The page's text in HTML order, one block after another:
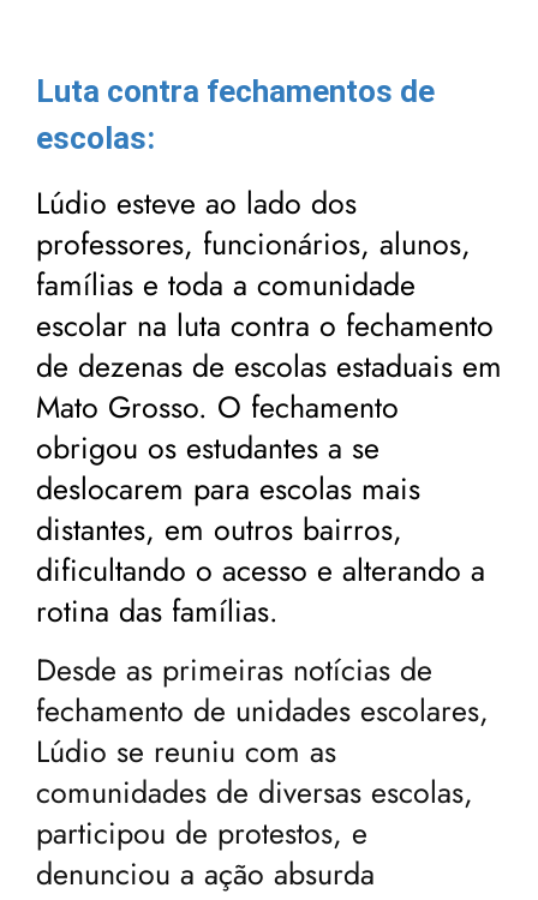
Luta contra fechamentos de
escolas:
Lúdio esteve ao lado dos
professores, funcionários, alunos,
famílias e toda a comunidade
escolar na luta contra o fechamento
de dezenas de escolas estaduais em
Mato Grosso. O fechamento
obrigou os estudantes a se
deslocarem para escolas mais
distantes, em outros bairros,
dificultando o acesso e alterando a
rotina das famílias.
Desde as primeiras notícias de
fechamento de unidades escolares,
Lúdio se reuniu com as
comunidades de diversas escolas,
participou de protestos, e
denunciou a ação absurda